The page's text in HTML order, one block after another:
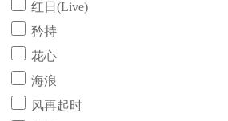
红日(Live)
矜持
花心
海浪
风再起时